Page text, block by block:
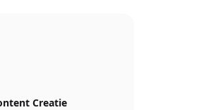
Creatie